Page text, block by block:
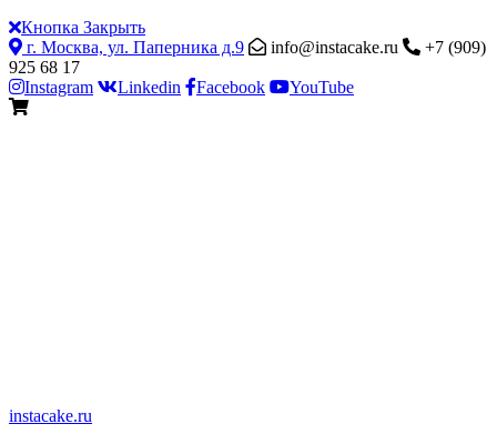
Кнопка Закрыть
г. Москва, ул. Паперника д.9
info@instacake.ru
+7 (909)
925 68 17
Instagram
Linkedin Facebook YouTube
instacake.ru